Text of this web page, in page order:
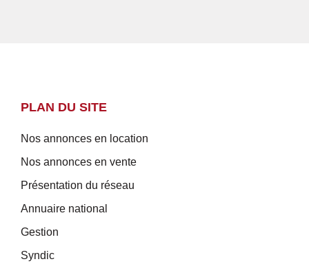
PLAN DU SITE
Nos annonces en location
Nos annonces en vente
Présentation du réseau
Annuaire national
Gestion
Syndic